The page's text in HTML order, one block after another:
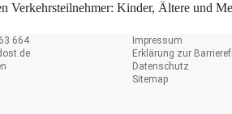
Verkehrsteilnehmer: Kinder, Ältere und
664
Impressum
Erklärung zur
Datenschutz
Sitemap